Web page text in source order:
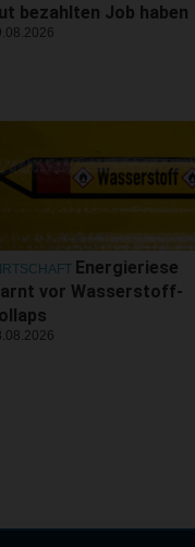
bezahlten Job haben
Energieriese
vor Wasserstoff-